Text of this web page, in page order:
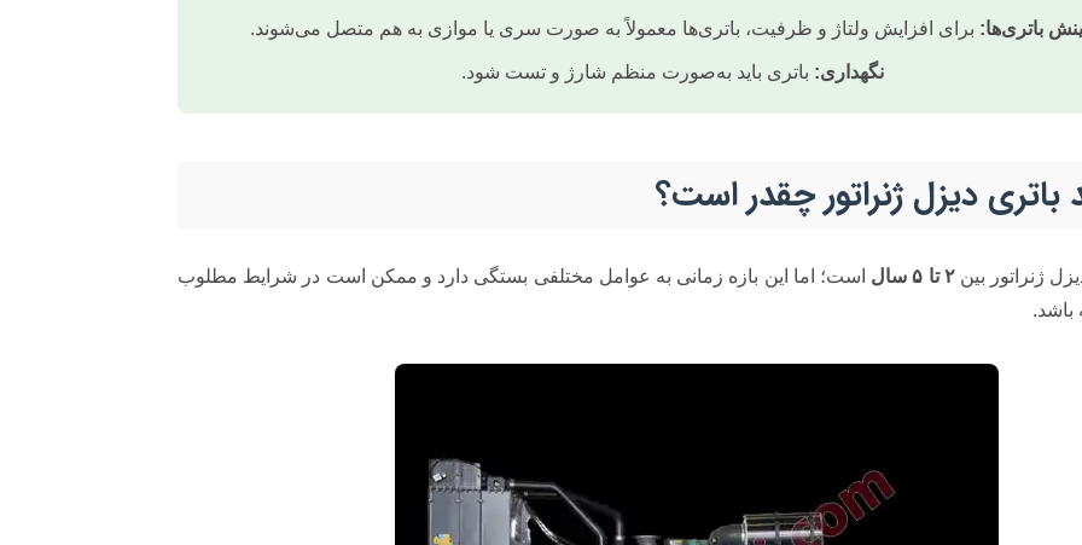
باتری‌ها: برای افزایش ولتاژ و ظرفیت، باتری‌ها معمولاً به صورت سری یا موازی به هم متصل می‌شوند.
نگهداری: باتری باید به‌صورت منظم شارژ و تست شود.
باتری دیزل ژنراتور چقدر است؟
ژنراتور بین۲ تا ۵ سال
است؛ اما این بازه زمانی به عوامل مختلفی بستگی دارد و ممکن است در شرایط مطلوب
باشد.